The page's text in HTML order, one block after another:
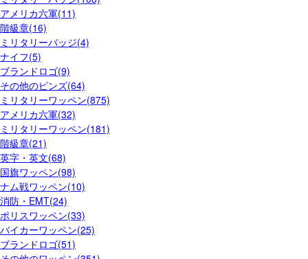
アメリカ六軍(11)
階級章(16)
ミリタリーバッジ(4)
ナイフ(5)
ブランドロゴ(9)
その他のピンズ(64)
ミリタリーワッペン(875)
アメリカ六軍(32)
ミリタリーワッペン(181)
階級章(21)
英字・英文(68)
国旗ワッペン(98)
ナム戦ワッペン(10)
消防・EMT(24)
ポリスワッペン(33)
バイカーワッペン(25)
ブランドロゴ(51)